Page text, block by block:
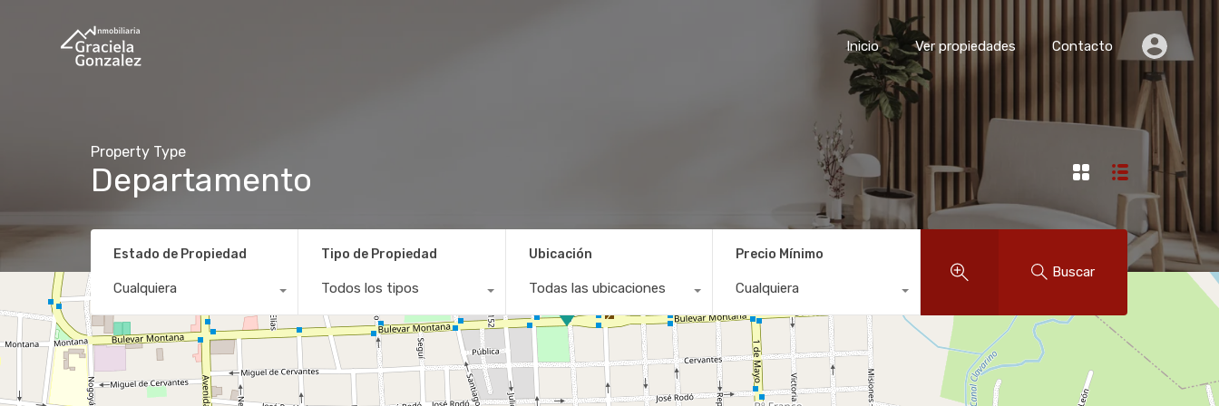
Inicio Ver propiedades Contacto
Inicio Ver propiedades Contacto
Property Type
Departamento
Estado de Propiedad
Cualquiera
Tipo de Propiedad
Todos los tipos
Ubicación
Todas las ubicaciones
Precio Mínimo
Cualquiera
Buscar